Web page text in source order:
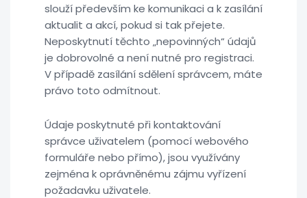
slouží především ke komunikaci a k zasílání
aktualit a akcí, pokud si tak přejete.
Neposkytnutí těchto „nepovinných“ údajů
je dobrovolné a není nutné pro registraci.
V případě zasílání sdělení správcem, máte
právo toto odmítnout.
Údaje poskytnuté při kontaktování
správce uživatelem (pomocí webového
formuláře nebo přímo), jsou využívány
zejména k oprávněnému zájmu vyřízení
požadavku uživatele.